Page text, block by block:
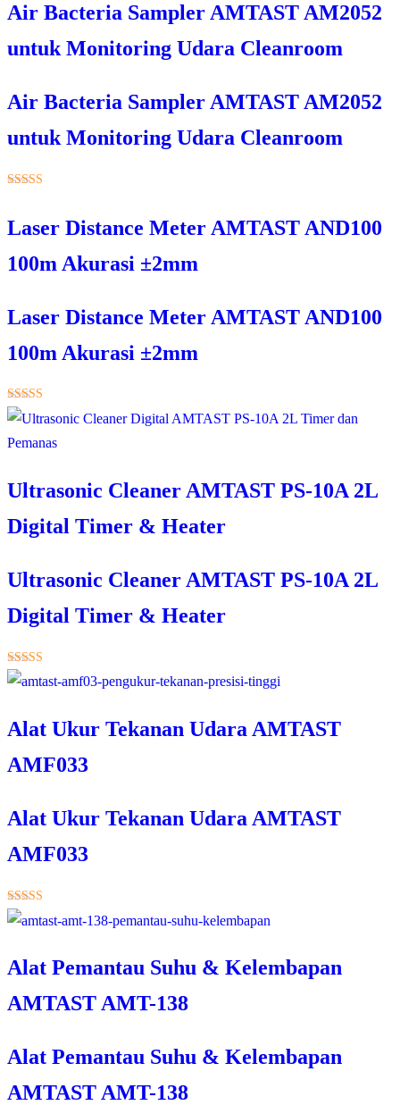
Air Bacteria Sampler AMTAST AM2052
untuk Monitoring Udara Cleanroom
Air Bacteria Sampler AMTAST AM2052
untuk Monitoring Udara Cleanroom
Laser Distance Meter AMTAST AND100
100m Akurasi ±2mm
Laser Distance Meter AMTAST AND100
100m Akurasi ±2mm
★★★★★
Ultrasonic Cleaner AMTAST PS-10A 2L
Digital Timer & Heater
Ultrasonic Cleaner AMTAST PS-10A 2L
Digital Timer & Heater
★★★★★
Alat Ukur Tekanan Udara AMTAST
AMF033
Alat Ukur Tekanan Udara AMTAST
AMF033
★★★★★
Alat Pemantau Suhu & Kelembapan
AMTAST AMT-138
Alat Pemantau Suhu & Kelembapan
AMTAST AMT-138